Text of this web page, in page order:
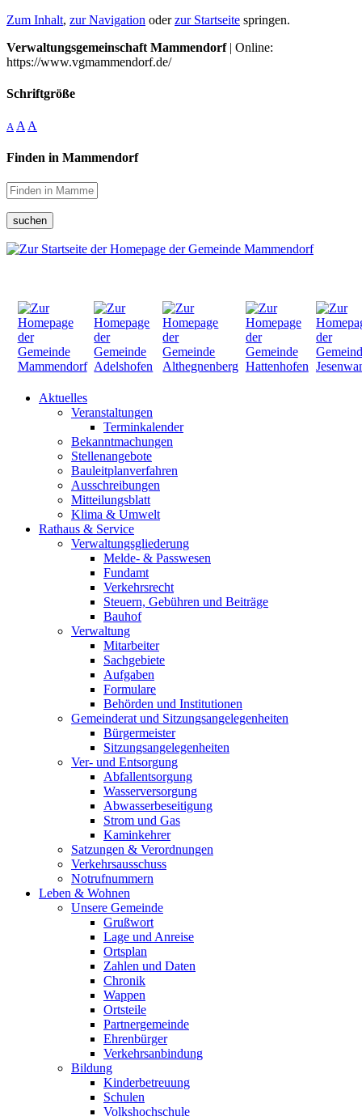
Zum Inhalt, zur Navigation oderzur Startseite springen.
Verwaltungsgemeinschaft Mammendorf| Online:
https://www.vgmammendorf.de/
Schriftgröße
A A A
Finden in Mammendorf
suchen
Aktuelles
Veranstaltungen
Terminkalender
Bekanntmachungen
Stellenangebote
Bauleitplanverfahren
Ausschreibungen
Mitteilungsblatt
Klima & Umwelt
Rathaus & Service
Verwaltungsgliederung
Melde- & Passwesen
Fundamt
Verkehrsrecht
Steuern, Gebühren und Beiträge
Bauhof
Verwaltung
Mitarbeiter
Sachgebiete
Aufgaben
Formulare
Behörden und Institutionen
Gemeinderat und Sitzungsangelegenheiten
Bürgermeister
Sitzungsangelegenheiten
Ver- und Entsorgung
Abfallentsorgung
Wasserversorgung
Abwasserbeseitigung
Strom und Gas
Kaminkehrer
Satzungen & Verordnungen
Verkehrsausschuss
Notrufnummern
Leben & Wohnen
Unsere Gemeinde
Grußwort
Lage und Anreise
Ortsplan
Zahlen und Daten
Chronik
Wappen
Ortsteile
Partnergemeinde
Ehrenbürger
Verkehrsanbindung
Bildung
Kinderbetreuung
Schulen
Volkshochschule